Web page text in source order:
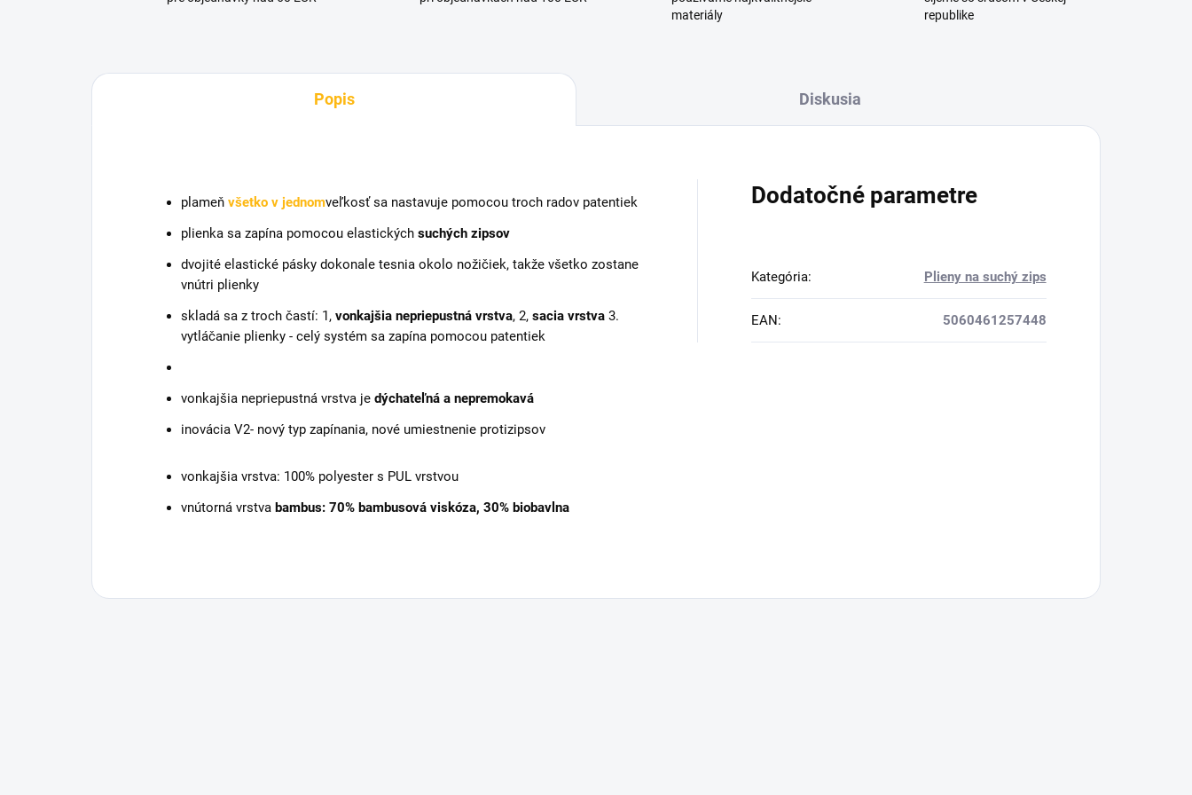
materiály
republike
Popis Diskusia
plameň všetko v jednomveľkosť sa nastavuje pomocou troch radov patentiek
plienka sa zapína pomocou elastických suchých zipsov
dvojité elastické pásky dokonale tesnia okolo nožičiek, takže všetko zostane
vnútri plienky
skladá sa z troch častí: 1, vonkajšia nepriepustná vrstva, 2, sacia vrstva 3.
vytláčanie plienky - celý systém sa zapína pomocou patentiek
vonkajšia nepriepustná vrstva je dýchateľná a nepremokavá
inovácia V2- nový typ zapínania, nové umiestnenie protizipsov
vonkajšia vrstva: 100% polyester s PUL vrstvou
vnútorná vrstva bambus: 70% bambusová viskóza, 30% biobavlna
Dodatočné parametre
Kategória: Plieny na suchý zips
EAN: 5060461257448